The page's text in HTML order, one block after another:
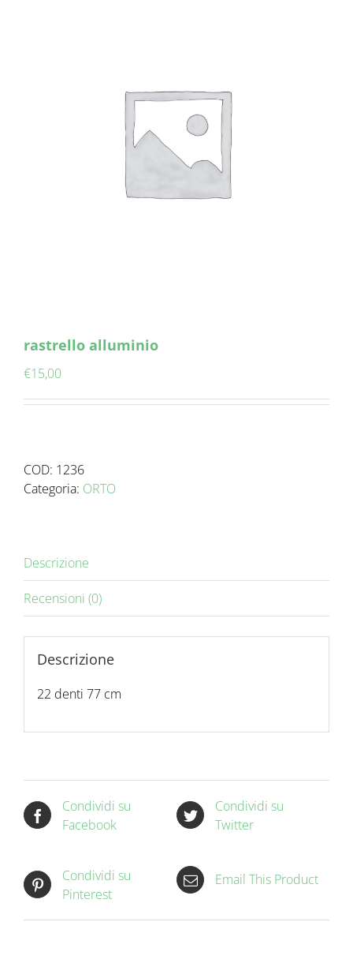
rastrello alluminio
€15,00
COD: 1236
Categoria: ORTO
Descrizione
Recensioni (0)
Descrizione
22 denti 77 cm
Condividi su
Facebook
Condividi su
Twitter
Condividi su
Pinterest
Email This Product